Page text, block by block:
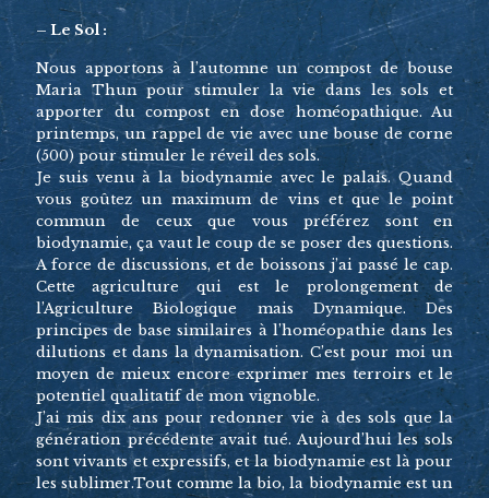
– Le Sol :
Nous apportons à l’automne un compost de bouse
Maria Thun pour stimuler la vie dans les sols et
apporter du compost en dose homéopathique. Au
printemps, un rappel de vie avec une bouse de corne
(500) pour stimuler le réveil des sols.
Je suis venu à la biodynamie avec le palais. Quand
vous goûtez un maximum de vins et que le point
commun de ceux que vous préférez sont en
biodynamie, ça vaut le coup de se poser des questions.
A force de discussions, et de boissons j’ai passé le cap.
Cette agriculture qui est le prolongement de
l’Agriculture Biologique mais Dynamique. Des
principes de base similaires à l’homéopathie dans les
dilutions et dans la dynamisation. C’est pour moi un
moyen de mieux encore exprimer mes terroirs et le
potentiel qualitatif de mon vignoble.
J’ai mis dix ans pour redonner vie à des sols que la
génération précédente avait tué. Aujourd’hui les sols
sont vivants et expressifs, et la biodynamie est là pour
les sublimer.Tout comme la bio, la biodynamie est un